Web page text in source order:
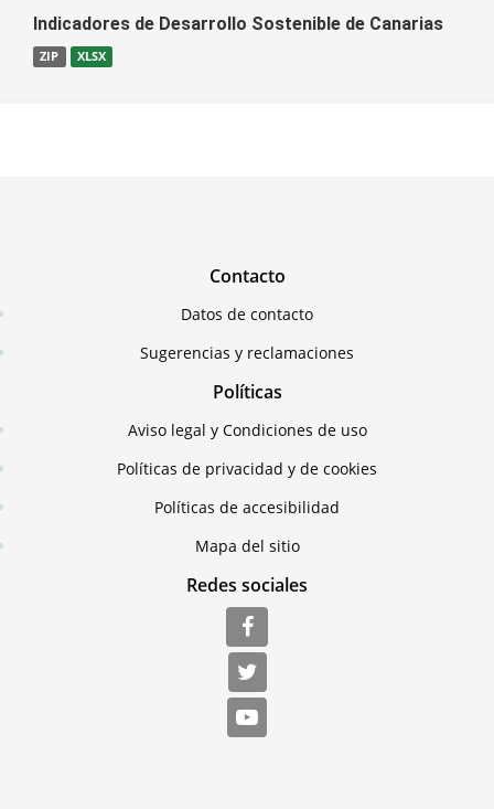
Indicadores de Desarrollo Sostenible de Canarias
ZIP XLSX
Contacto
Datos de contacto
Sugerencias y reclamaciones
Políticas
Aviso legal y Condiciones de uso
Políticas de privacidad y de cookies
Políticas de accesibilidad
Mapa del sitio
Redes sociales